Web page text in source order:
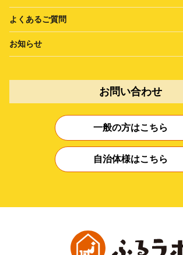
よくあるご質問
お知らせ
お問い合わせ
一般の方はこちら
自治体様はこちら